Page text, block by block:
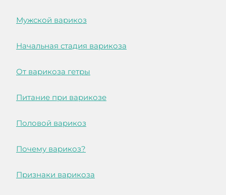
Мужской варикоз
Начальная стадия варикоза
От варикоза гетры
Питание при варикозе
Половой варикоз
Почему варикоз?
Признаки варикоза